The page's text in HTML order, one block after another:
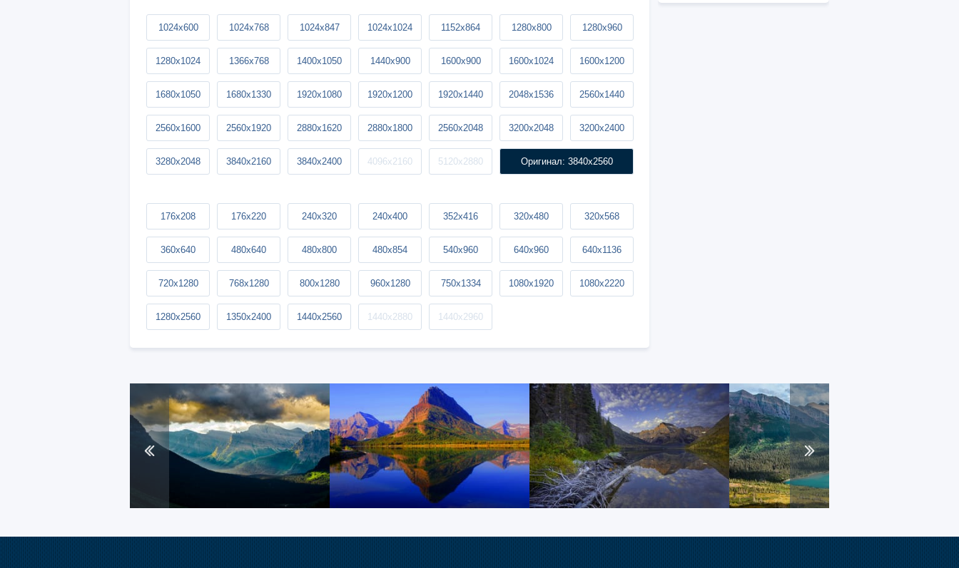
1024x600 1024x768 1024x847 1024x1024 1152x864 1280x800 1280x960
1280x1024 1366x768 1400x1050 1440x900 1600x900 1600x1024 1600x1200
1680x1050 1680x1330 1920x1080 1920x1200 1920x1440 2048x1536 2560x1440
2560x1600 2560x1920 2880x1620 2880x1800 2560x2048 3200x2048 3200x2400
3280x2048 3840x2160 3840x2400 4096x2160 5120x2880 Оригинал: 3840x2560
176x208 176x220 240x320 240x400 352x416 320x480 320x568
360x640 480x640 480x800 480x854 540x960 640x960 640x1136
720x1280 768x1280 800x1280 960x1280 750x1334 1080x1920 1080x2220
1280x2560 1350x2400 1440x2560 1440x2880 1440x2960